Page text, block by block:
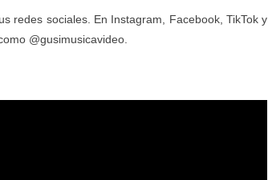
redes sociales. En Instagram, Facebook, TikTok y
@gusimusicavideo.